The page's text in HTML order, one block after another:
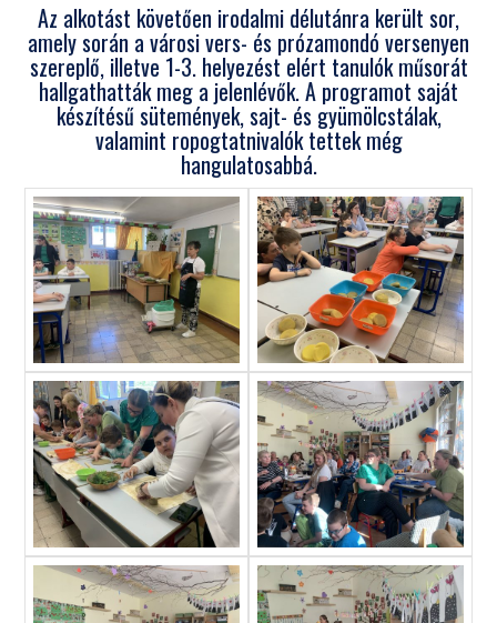
Az alkotást követően irodalmi délutánra került sor,
amely során a városi vers- és prózamondó versenyen
szereplő, illetve 1-3. helyezést elért tanulók műsorát
hallgathatták meg a jelenlévők. A programot saját
készítésű sütemények, sajt- és gyümölcstálak,
valamint ropogtatnivalók tettek még
hangulatosabbá.